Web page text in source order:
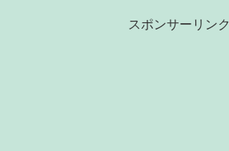
スポンサーリンク